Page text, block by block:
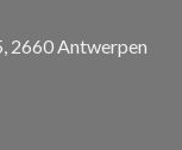
2660 Antwerpen